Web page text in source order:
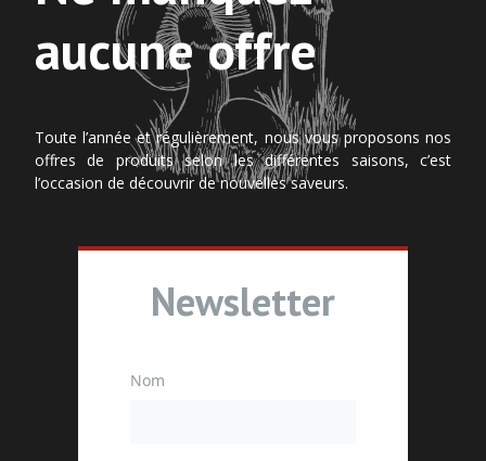
aucune offre
Toute l’année et régulièrement, nous vous proposons nos
offres de produits selon les différentes saisons, c’est
l’occasion de découvrir de nouvelles saveurs.
Newsletter
Nom